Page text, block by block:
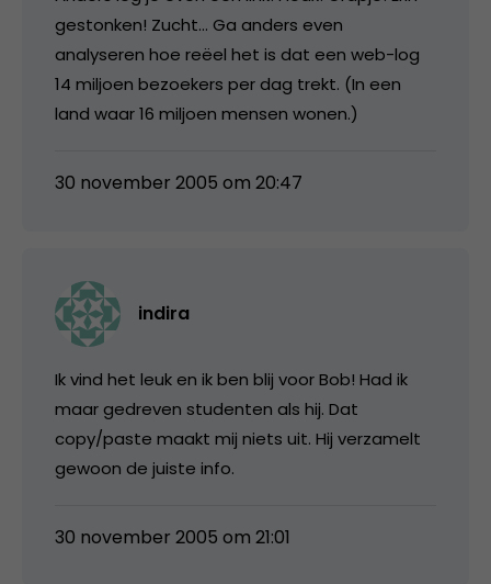
gestonken! Zucht… Ga anders even
analyseren hoe reëel het is dat een web-log
14 miljoen bezoekers per dag trekt. (In een
land waar 16 miljoen mensen wonen.)
30 november 2005 om 20:47
indira
Ik vind het leuk en ik ben blij voor Bob! Had ik
maar gedreven studenten als hij. Dat
copy/paste maakt mij niets uit. Hij verzamelt
gewoon de juiste info.
30 november 2005 om 21:01